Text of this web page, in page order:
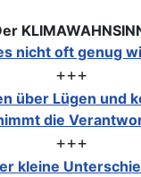
nicht oft genug
+++
über Lügen und
die
+++
kleine